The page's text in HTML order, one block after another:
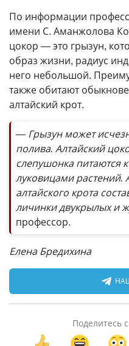
По информации
имени С. Аманжолова
цокор — это грызун,
образ жизни, радиус
него небольшой.
также обитают
алтайский крот.
— Грызун может
полива. Алтайский
слепушонка питаются
луковицами растений.
алтайского крота
личинки двукрылых и
профессор.
Елена Бредихина
Поделитесь